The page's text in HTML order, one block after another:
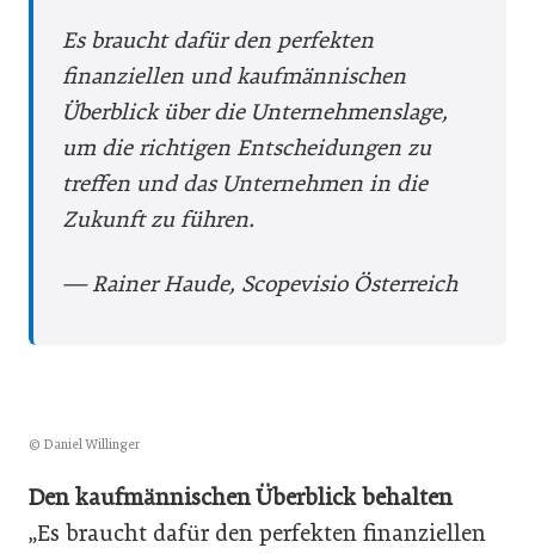
Es braucht dafür den perfekten
finanziellen und kaufmännischen
Überblick über die Unternehmenslage,
um die richtigen Entscheidungen zu
treffen und das Unternehmen in die
Zukunft zu führen.
— Rainer Haude, Scopevisio Österreich
© Daniel Willinger
Den kaufmännischen Überblick behalten
„Es braucht dafür den perfekten finanziellen